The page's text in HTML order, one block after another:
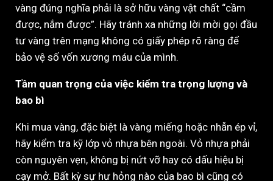
vàng đúng nghĩa phải là sở hữu vàng vật chất “cầm
được, nắm được”. Hãy tránh xa những lời mời gọi đầu
tư vàng trên mạng không có giấy phép rõ ràng để
bảo vệ số vốn xương máu của mình.
Tầm quan trọng của việc kiểm tra trọng lượng và
bao bì
Khi mua vàng, đặc biệt là vàng miếng hoặc nhẫn ép vỉ,
hãy kiểm tra kỹ lớp vỏ nhựa bên ngoài. Vỏ nhựa phải
còn nguyên vẹn, không bị nứt vỡ hay có dấu hiệu bị
cạy mở. Bất kỳ sự hư hỏng nào của bao bì cũng có